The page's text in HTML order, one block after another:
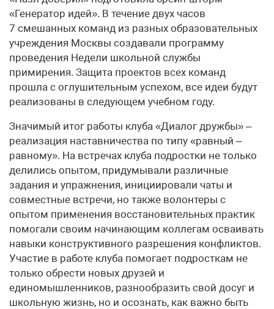
«Генератор идей». В течение двух часов
7 смешанных команд из разных образовательных
учреждения Москвы создавали программу
проведения Недели школьной службы
примирения. Защита проектов всех команд
прошла с оглушительным успехом, все идеи будут
реализованы в следующем учебном году.
Значимый итог работы клуба «Диалог дружбы» –
реализация наставничества по типу «равный –
равному». На встречах клуба подростки не только
делились опытом, придумывали различные
задания и упражнения, инициировали чаты и
совместные встречи, но также волонтеры с
опытом применения восстановительных практик
помогали своим начинающим коллегам осваивать
навыки конструктивного разрешения конфликтов.
Участие в работе клуба помогает подросткам не
только обрести новых друзей и
единомышленников, разнообразить свой досуг и
школьную жизнь, но и осознать, как важно быть